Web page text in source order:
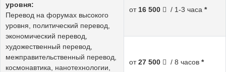
уровня:
Перевод на форумах высокого
уровня, политический перевод,
экономический перевод,
художественный перевод,
межправительственный перевод,
космонавтика, нанотехнологии,
от 16 500 / 1-3 часа *
от27 500 / 8 часов *